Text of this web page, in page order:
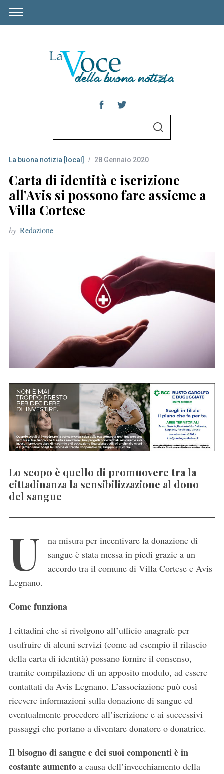
r
c
h
f
o
r
S
La buona notizia [local] 28 Gennaio 2020
Carta di identità e iscrizione
all’Avis si possono fare assieme a
Villa Cortese
by Redazione
Lo scopo è quello di promuovere tra la
cittadinanza la sensibilizzazione al dono
del sangue
U
na misura per incentivare la donazione di
sangue è stata messa in piedi grazie a un
accordo tra il comune di Villa Cortese e Avis
Legnano.
Come funziona
I cittadini che si rivolgono all’ufficio anagrafe per
usufruire di alcuni servizi (come ad esempio il rilascio
della carta di identità) possano fornire il consenso,
tramite compilazione di un apposito modulo, ad essere
contattati da Avis Legnano. L’associazione può così
ricevere informazioni sulla donazione di sangue ed
eventualmente procedere all’iscrizione e ai successivi
passaggi che portano a diventare donatore o donatrice.
Il bisogno di sangue e dei suoi componenti è in
costante aumentoa causa dell’invecchiamento della